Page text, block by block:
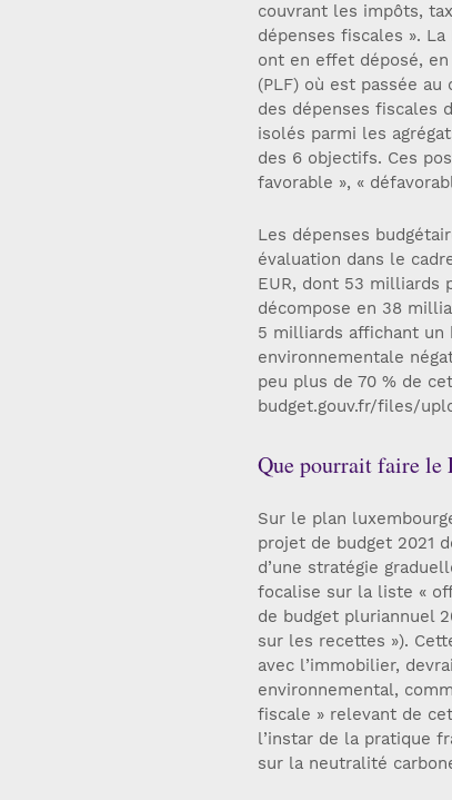
couvrant les impôts,
dépenses fiscales ».
ont en effet déposé,
(PLF) où est passée
des dépenses fiscales
isolés parmi les
des 6 objectifs. Ces
favorable », «
Les dépenses
évaluation dans le
EUR, dont 53 milliards
décompose en 38
5 milliards affichant un
environnementale
peu plus de 70 % de
budget.gouv.fr/files/
Que pourrait faire le
Sur le plan
projet de budget 2021
d’une stratégie
focalise sur la liste «
de budget pluriannuel
sur les recettes »).
avec l’immobilier,
environnemental,
fiscale » relevant de
l’instar de la pratique
sur la neutralité